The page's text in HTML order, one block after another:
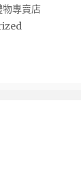
專賣店